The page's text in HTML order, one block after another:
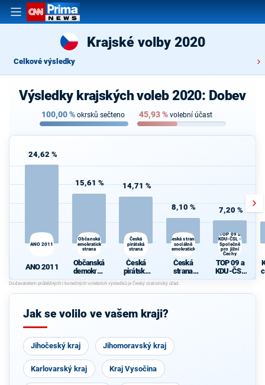
Krajské volby 2020
Celkové výsledky
Výsledky krajských voleb 2020: Dobev
100,00% okrsků sečteno 45,93% volební účast
24,62 %
ANO 2011
ANO 2011
15,61 %
Občanská
demokratická
strana
Občanská
demokrati
cká strana
14,71 %
Česká
pirátská
strana
Česká
pirátská
strana
8,10 %
Česká strana
sociálně
demokratická
Česká
strana
sociálně
demokrati
cká
7,20 %
TOP 09 a
KDU-ČSL -
Společně
pro jižní
Čechy
TOP 09 a
KDU-ČSL
- Společně
Čechy
Jak se volilo ve vašem kraji?
Jihočeský kraj Jihomoravský kraj
Karlovarský kraj Kraj Vysočina